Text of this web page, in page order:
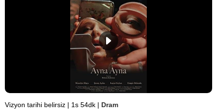
Vizyon tarihi belirsiz | 1s 54dk | Dram